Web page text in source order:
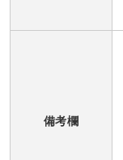
備考欄